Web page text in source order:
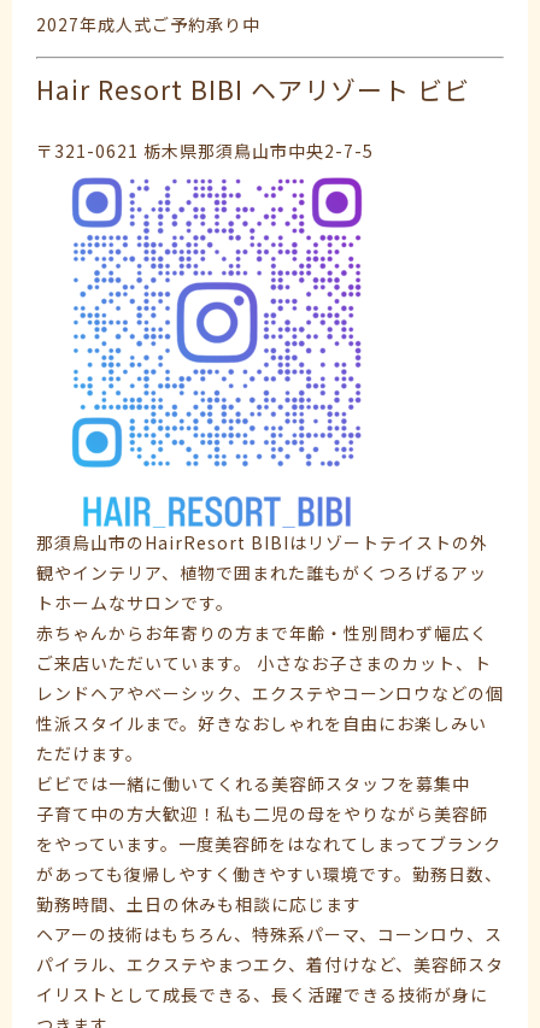
2027年成人式ご予約承り中
Hair Resort BIBI ヘアリゾート ビビ
〒321-0621 栃木県那須鳥山市中央2-7-5
那須烏山市のHairResort BIBIはリゾートテイストの外
観やインテリア、植物で囲まれた誰もがくつろげるアッ
トホームなサロンです。
赤ちゃんからお年寄りの方まで年齢・性別問わず幅広く
ご来店いただいています。 小さなお子さまのカット、ト
レンドヘアやベーシック、エクステやコーンロウなどの個
性派スタイルまで。好きなおしゃれを自由にお楽しみい
ただけます。
ビビでは一緒に働いてくれる美容師スタッフを募集中
子育て中の方大歓迎！私も二児の母をやりながら美容師
をやっています。一度美容師をはなれてしまってブランク
があっても復帰しやすく働きやすい環境です。勤務日数、
勤務時間、土日の休みも相談に応じます
ヘアーの技術はもちろん、特殊系パーマ、コーンロウ、ス
パイラル、エクステやまつエク、着付けなど、美容師スタ
イリストとして成長できる、長く活躍できる技術が身に